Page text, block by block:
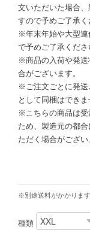
文いただいた場合
すので予めご了承く
※年末年始や大型連
で予めご了承くださ
※商品の入荷や発送
合がございます。
※ご注文ごとに発送
として同梱はでき
※こちらの商品は受
ため、製造元の都
ただく場合がござ
※別途送料がかかります
種類